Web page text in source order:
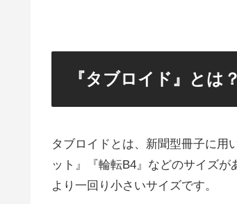
『タブロイド』とは？
タブロイドとは、新聞型冊子に用
ット』『輪転B4』などのサイズ
より一回り小さいサイズです。